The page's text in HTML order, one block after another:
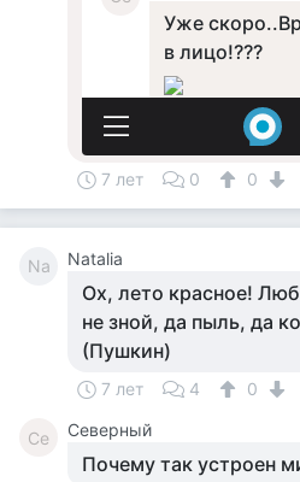
7 лет 0 0
Na Natalia
Ох, лето красное!
не зной, да пыль, да
(Пушкин)
7 лет 4 0
Се Северный
Почему так устроен